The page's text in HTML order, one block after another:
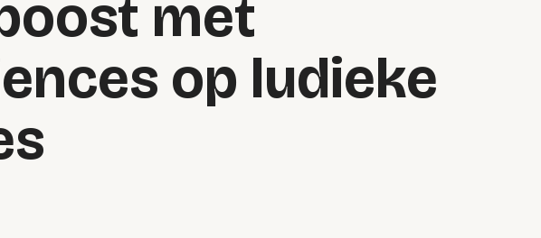
met
op ludieke